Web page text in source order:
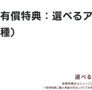
有償特典：選べる
種）